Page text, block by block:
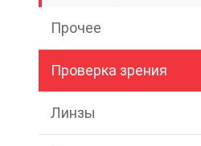
Прочее
Проверка зрения
Линзы